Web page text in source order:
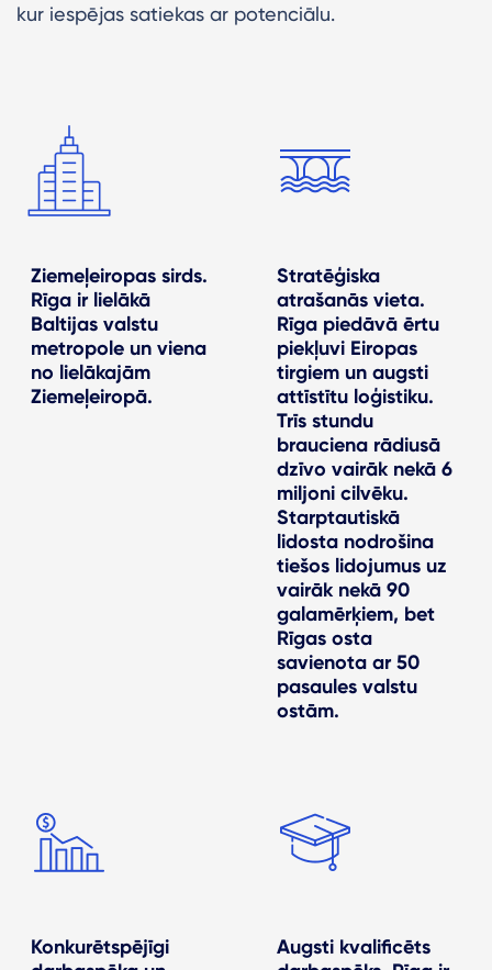
kur iespējas satiekas ar potenciālu.
Ziemeļeiropas sirds.
Rīga ir lielākā
Baltijas valstu
metropole un viena
no lielākajām
Ziemeļeiropā.
Stratēģiska
atrašanās vieta.
Rīga piedāvā ērtu
piekļuvi Eiropas
tirgiem un augsti
attīstītu loģistiku.
Trīs stundu
brauciena rādiusā
dzīvo vairāk nekā 6
miljoni cilvēku.
Starptautiskā
lidosta nodrošina
tiešos lidojumus uz
vairāk nekā 90
galamērķiem, bet
Rīgas osta
savienota ar 50
pasaules valstu
ostām.
Konkurētspējīgi
Augsti kvalificēts